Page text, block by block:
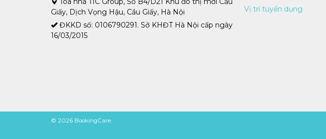
Giấy, Dịch Vọng Hậu, Cầu Giấy, Hà Nội
ĐKKD số: 0106790291. Sở KHĐT Hà Nội cấp ngày
16/03/2015
Vị trí tuyển dụng
© 2026 BookingCare.